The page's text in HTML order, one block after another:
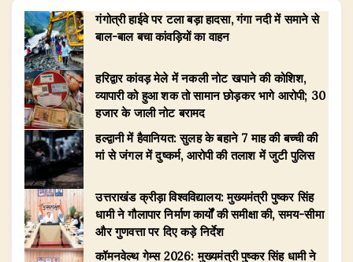
गंगोत्री हाईवे पर टला बड़ा हादसा, गंगा नदी में समाने से
बाल-बाल बचा कांवड़ियों का वाहन
हरिद्वार कांवड़ मेले में नकली नोट खपाने की कोशिश,
व्यापारी को हुआ शक तो सामान छोड़कर भागे आरोपी; 30
हजार के जाली नोट बरामद
हल्द्वानी में हैवानियत: सुलह के बहाने 7 माह की बच्ची की
मां से जंगल में दुष्कर्म, आरोपी की तलाश में जुटी पुलिस
उत्तराखंड क्रीड़ा विश्वविद्यालय: मुख्यमंत्री पुष्कर सिंह
धामी ने गौलापार निर्माण कार्यों की समीक्षा की, समय-सीमा
और गुणवत्ता पर दिए कड़े निर्देश
​कॉमनवेल्थ गेम्स 2026: मुख्यमंत्री पुष्कर सिंह धामी ने